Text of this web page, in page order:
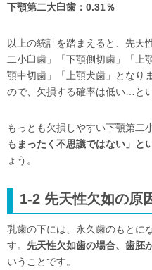
下顎第二大臼歯：0.31％
以上の統計を踏まえると、先天
二小臼歯」「下顎側切歯」「上
顎中切歯」「上顎犬歯」となり
ので、欠損する確率は低い…とい
もっとも欠損しやすい下顎第二
もまったく不思議ではない」と
ょう。
1-2 先天性欠如の原
乳歯の下には、永久歯のもとに
す。 先天性欠如歯の場合、歯胚
いうことです。